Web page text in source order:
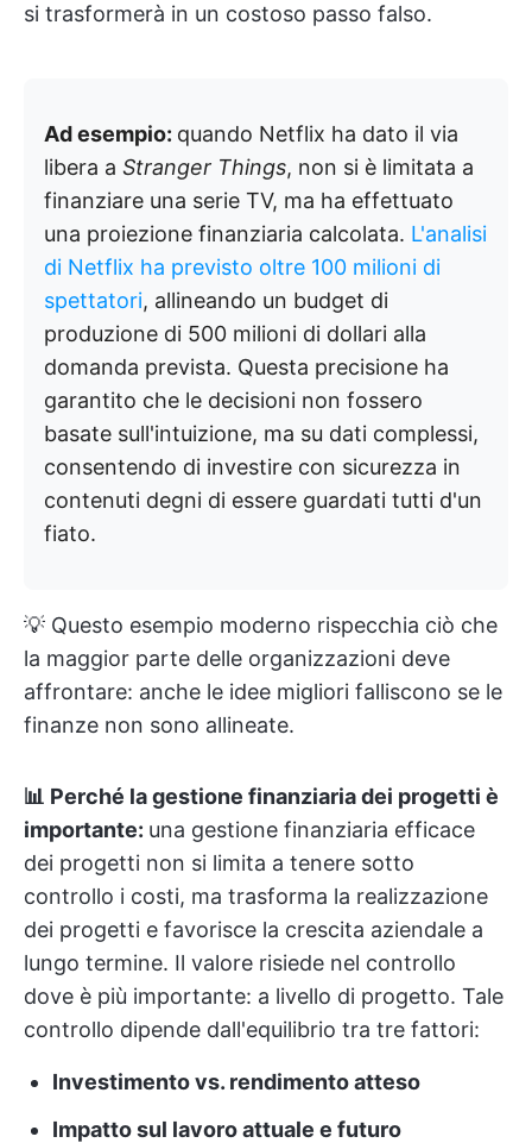
si trasformerà in un costoso passo falso.
Ad esempio: quando Netflix ha dato il via
libera a Stranger Things, non si è limitata a
finanziare una serie TV, ma ha effettuato
una proiezione finanziaria calcolata. L'analisi
di Netflix ha previsto oltre 100 milioni di
spettatori, allineando un budget di
produzione di 500 milioni di dollari alla
domanda prevista. Questa precisione ha
garantito che le decisioni non fossero
basate sull'intuizione, ma su dati complessi,
consentendo di investire con sicurezza in
contenuti degni di essere guardati tutti d'un
fiato.
💡 Questo esempio moderno rispecchia ciò che
la maggior parte delle organizzazioni deve
affrontare: anche le idee migliori falliscono se le
finanze non sono allineate.
📊 Perché la gestione finanziaria dei progetti è
importante: una gestione finanziaria efficace
dei progetti non si limita a tenere sotto
controllo i costi, ma trasforma la realizzazione
dei progetti e favorisce la crescita aziendale a
lungo termine. Il valore risiede nel controllo
dove è più importante: a livello di progetto. Tale
controllo dipende dall'equilibrio tra tre fattori:
Investimento vs. rendimento atteso
Impatto sul lavoro attuale e futuro